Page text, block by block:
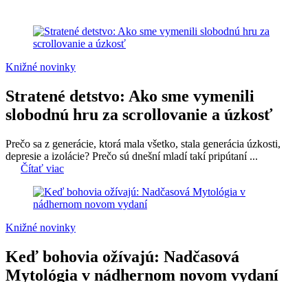
Knižné novinky
Stratené detstvo: Ako sme vymenili
slobodnú hru za scrollovanie a úzkosť
Prečo sa z generácie, ktorá mala všetko, stala generácia úzkosti,
depresie a izolácie? Prečo sú dnešní mladí takí pripútaní ...
Čítať viac
Knižné novinky
Keď bohovia ožívajú: Nadčasová
Mytológia v nádhernom novom vydaní